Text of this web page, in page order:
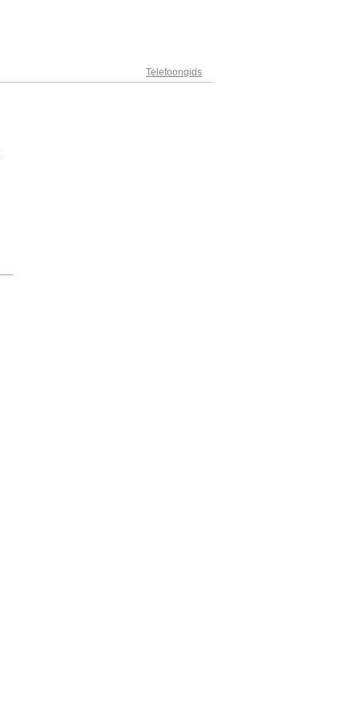
Telefoongids